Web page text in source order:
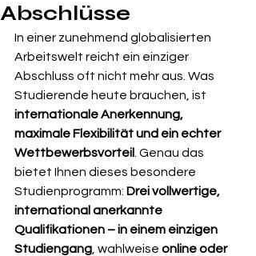
Abschlüsse
In einer zunehmend globalisierten
Arbeitswelt reicht ein einziger
Abschluss oft nicht mehr aus. Was
Studierende heute brauchen, ist
internationale Anerkennung,
maximale Flexibilität und ein echter
Wettbewerbsvorteil . Genau das
bietet Ihnen dieses besondere
Studienprogramm: Drei vollwertige,
international anerkannte
Qualifikationen – in einem einzigen
Studiengang , wahlweise online oder